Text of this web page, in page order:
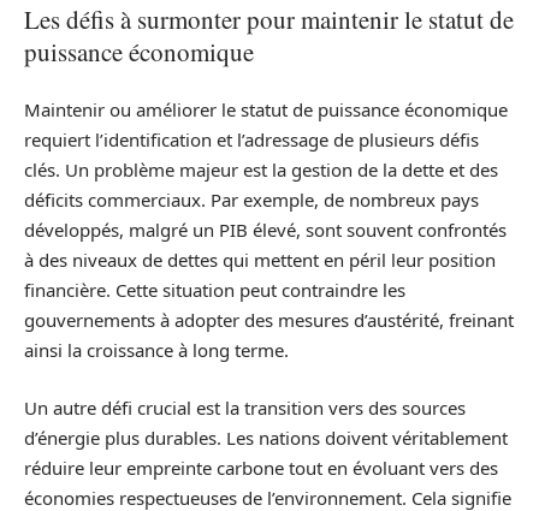
Les défis à surmonter pour maintenir le statut de
puissance économique
Maintenir ou améliorer le statut de puissance économique
requiert l’identification et l’adressage de plusieurs défis
clés. Un problème majeur est la gestion de la dette et des
déficits commerciaux. Par exemple, de nombreux pays
développés, malgré un PIB élevé, sont souvent confrontés
à des niveaux de dettes qui mettent en péril leur position
financière. Cette situation peut contraindre les
gouvernements à adopter des mesures d’austérité, freinant
ainsi la croissance à long terme.
Un autre défi crucial est la transition vers des sources
d’énergie plus durables. Les nations doivent véritablement
réduire leur empreinte carbone tout en évoluant vers des
économies respectueuses de l’environnement. Cela signifie